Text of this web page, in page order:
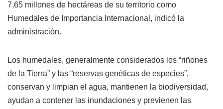
7,65 millones de hectáreas de su territorio como
Humedales de Importancia Internacional, indicó la
administración.
Los humedales, generalmente considerados los “riñones
de la Tierra” y las “reservas genéticas de especies”,
conservan y limpian el agua, mantienen la biodiversidad,
ayudan a contener las inundaciones y previenen las